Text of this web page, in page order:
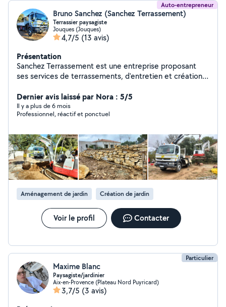
Auto-entrepreneur
Bruno Sanchez (Sanchez Terrassement)
Terrassier paysagiste
Jouques (Jouques)
4,7/5 (13 avis)
Présentation
Sanchez Terrassement est une entreprise proposant
ses services de terrassements, d'entretien et création
de végétaux thermique Rejoignez moi également sur
Dernier avis laissé par Nora : 5/5
Il y a plus de 6 mois
Professionnel, réactif et ponctuel
Aménagement de jardin Création de jardin
Voir le profil Contacter
Particulier
Maxime Blanc
Paysagiste/jardinier
Aix-en-Provence (Plateau Nord Puyricard)
3,7/5 (3 avis)